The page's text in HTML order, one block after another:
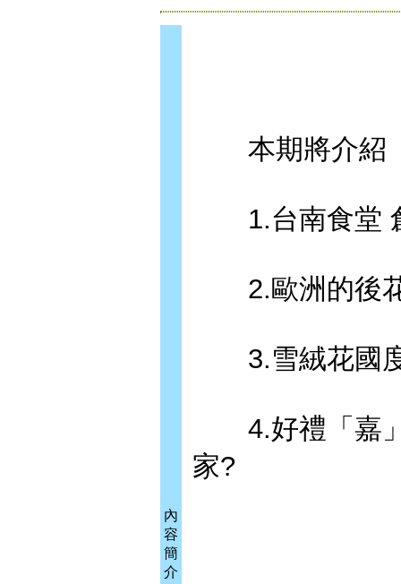
內
容
簡
介
本期將介紹
1.台南食堂
2.歐洲的後
3.雪絨花國度
4.好禮「嘉」
家?